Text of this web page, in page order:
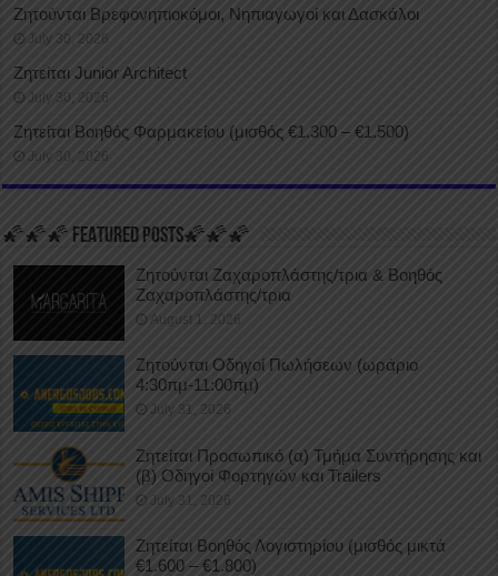
Ζητούνται Βρεφονηπιοκόμοι, Νηπιαγωγοί και Δασκάλοι
July 30, 2026
Ζητείται Junior Architect
July 30, 2026
Ζητείται Βοηθός Φαρμακείου (μισθός €1.300 – €1.500)
July 30, 2026
🌠🌠🌠 FEATURED POSTS🌠🌠🌠
Ζητούνται Ζαχαροπλάστης/τρια & Βοηθός
Ζαχαροπλάστης/τρια
August 1, 2026
Ζητούνται Οδηγοί Πωλήσεων (ωράριο
4:30πμ-11:00πμ)
July 31, 2026
Ζητείται Προσωπικό (α) Τμήμα Συντήρησης και
(β) Οδηγοί Φορτηγών και Trailers
July 31, 2026
Ζητείται Βοηθός Λογιστηρίου (μισθός μικτά
€1.600 – €1.800)